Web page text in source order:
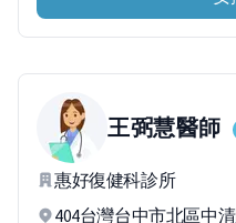
王弼慧醫師
惠好復健科診所
404台灣台中市北區中